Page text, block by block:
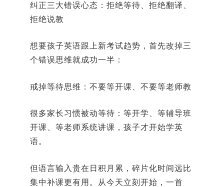
纠正三大错误心态：拒绝等待、拒绝翻译、
拒绝说教
想要孩子英语跟上新考试趋势，首先改掉三
个错误思维就成功一半：
戒掉等待思维：不要等开课、不要等老师教
很多家长习惯被动等待：等开学、等辅导班
开课、等老师系统讲课，孩子才开始学英
语。
但语言输入贵在日积月累，碎片化时间远比
集中补课更有用。从今天立刻开始，一首